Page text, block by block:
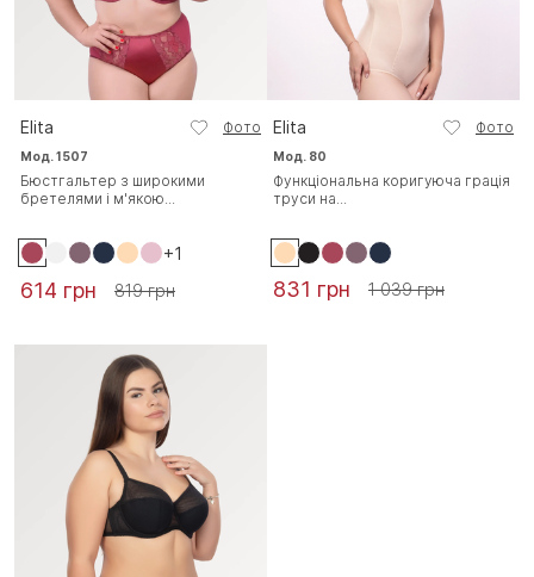
Elita Фото
Мод. 1507
Бюстгальтер з широкими
бретелями і м'якою...
+1
614 грн 819 грн
Elita Фото
Мод. 80
Функціональна коригуюча грація
труси на...
831 грн 1 039 грн